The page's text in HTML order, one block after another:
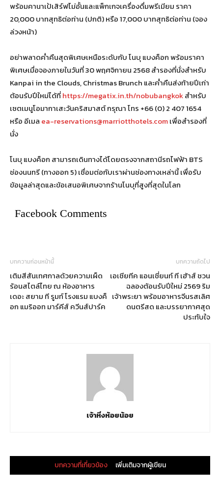
พร้อมคานาเป้เสิร์ฟไม่อั้นและแพ็กเกจเครื่องดื่มพรีเมียม ราคา
20,000 บาทสุทธิต่อท่าน (ปกติ) หรือ 17,000 บาทสุทธิต่อท่าน (จอง
ล่วงหน้า)
อย่าพลาดค่ำคืนสุดพิเศษเหนือระดับกับ โนบุ แบงค็อก พร้อมราคา
พิเศษเมื่อจองภายในวันที่ 30 พฤศจิกายน 2568 สำรองที่นั่งสำหรับ
Kanpai in the Clouds, Christmas Brunch และค่ำคืนส่งท้ายปีเก่า
ต้อนรับปีใหม่ได้ที่https://megatix.in.th/nobubangkokสำหรับ
เซตเมนูโอมากาเสะวันคริสมาสต์ กรุณา โทร +66 (0) 2 407 1654
หรือ อีเมล ea-reservations@marriotthotels.comเพื่อสำรองที่
นั่ง
โนบุ แบงค็อก สามารถเดินทางได้โดยตรงจากสถานีรถไฟฟ้า BTS
ช่องนนทรี (ทางออก 5) เชื่อมต่อกับเราผ่านช่องทางเหล่านี้ เพื่อรับ
ข้อมูลล่าสุดและข้อเสนอพิเศษจากร้านโนบุที่สูงที่สุดในโลก
Facebook Comments
บทความก่อนหน้านี้
เติมสีสันเทศกาลด้วยความเผ็ด
ร้อนสไตล์ไทย ณ ห้องอาหาร
เดอะ สยาม ที รูมท์ โรงแรม แบงค็
อก แมริออท มาร์คีส์ ควีนส์ปาร์ค
บทความถัดไป
เอเชียทีค แอนเชี่ยนท์ ที เฮ้าส์ ชวน
ฉลองต้อนรับปีใหม่ 2569 ริม
เจ้าพระยา พร้อมอาหารจีนรสเลิศ
ดนตรีสด และบรรยากาศสุด
ประทับใจ
เจ้าหิ่งห้อยน้อย
บทความที่เกี่ยวข้อง เพิ่มเติมจากผู้เขียน